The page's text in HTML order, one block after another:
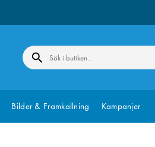
Bilder & Framkallning Kampanjer